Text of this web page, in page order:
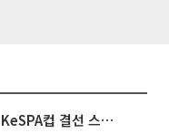
한화생명, 젠지에 2-1 역전승⋯KeSPA컵 결선 스테이지 2 직행